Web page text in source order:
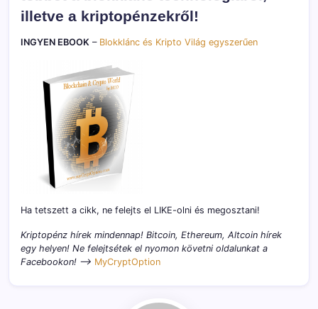
illetve a kriptopénzekről!
INGYEN EBOOK – Blokklánc és Kripto Világ egyszerűen
Ha tetszett a cikk, ne felejts el LIKE-olni és megosztani!
Kriptopénz hírek mindennap! Bitcoin, Ethereum, Altcoin hírek
egy helyen! Ne felejtsétek el nyomon követni oldalunkat a
Facebookon! –> MyCryptOption